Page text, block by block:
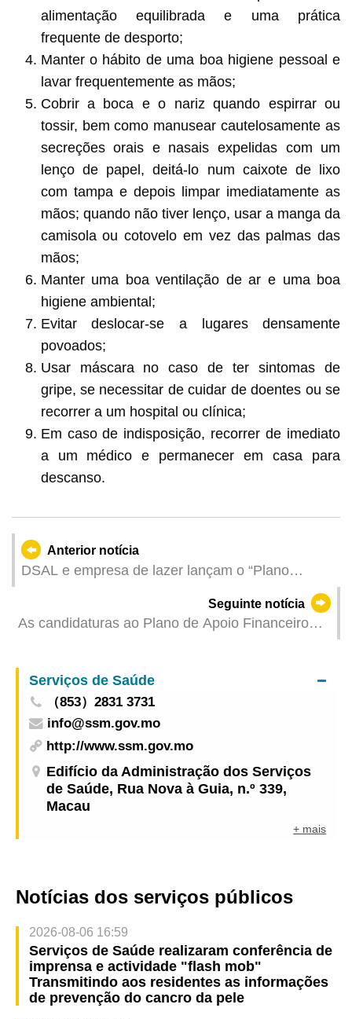
alimentação equilibrada e uma prática
frequente de desporto;
Manter o hábito de uma boa higiene pessoal e
lavar frequentemente as mãos;
Cobrir a boca e o nariz quando espirrar ou
tossir, bem como manusear cautelosamente as
secreções orais e nasais expelidas com um
lenço de papel, deitá-lo num caixote de lixo
com tampa e depois limpar imediatamente as
mãos; quando não tiver lenço, usar a manga da
camisola ou cotovelo em vez das palmas das
mãos;
Manter uma boa ventilação de ar e uma boa
higiene ambiental;
Evitar deslocar-se a lugares densamente
povoados;
Usar máscara no caso de ter sintomas de
gripe, se necessitar de cuidar de doentes ou se
recorrer a um hospital ou clínica;
Em caso de indisposição, recorrer de imediato
a um médico e permanecer em casa para
descanso.
Anterior notícia
DSAL e empresa de lazer lançam o “Plano
abertas a partir de 21 de MaioSeguinte notícia
As candidaturas ao Plano de Apoio Financeiro
Macau, são aceites a partir de 20 de Maio
Serviços de Saúde
（853）2831 3731
info@ssm.gov.mo
http://www.ssm.gov.mo
Edifício da Administração dos Serviços
de Saúde, Rua Nova à Guia, n.º 339,
Macau
+ mais
Notícias dos serviços públicos
2026-08-06 16:59
Serviços de Saúde realizaram conferência de
imprensa e actividade "flash mob"
Transmitindo aos residentes as informações
de prevenção do cancro da pele